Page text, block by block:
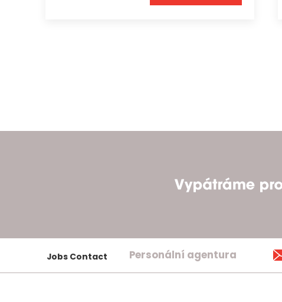
Jobs Contact Personální agentura